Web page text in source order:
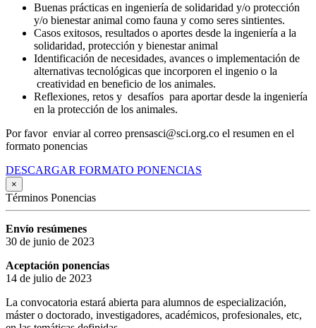
Buenas prácticas en ingeniería de solidaridad y/o protección
y/o bienestar animal como fauna y como seres sintientes.
Casos exitosos, resultados o aportes desde la ingeniería a la
solidaridad, protección y bienestar animal
Identificación de necesidades, avances o implementación de
alternativas tecnológicas que incorporen el ingenio o la
creatividad en beneficio de los animales.
Reflexiones, retos y desafíos para aportar desde la ingeniería
en la protección de los animales.
Por favor enviar al correo prensasci@sci.org.co el resumen en el
formato ponencias
DESCARGAR FORMATO PONENCIAS
×
Términos Ponencias
Envío resúmenes
30 de junio de 2023
Aceptación ponencias
14 de julio de 2023
La convocatoria estará abierta para alumnos de especialización,
máster o doctorado, investigadores, académicos, profesionales, etc,